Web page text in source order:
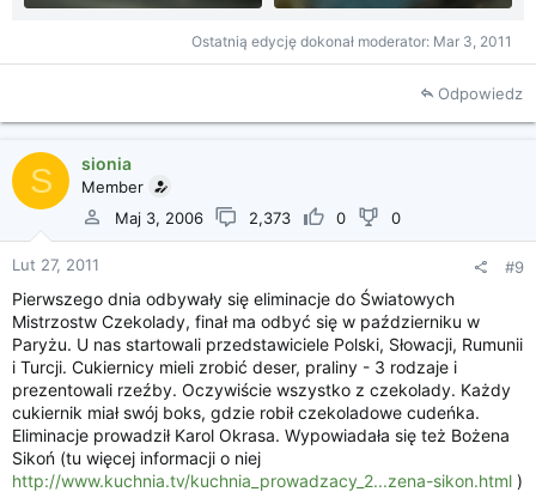
Ostatnią edycję dokonał moderator: Mar 3, 2011
Odpowiedz
S sionia
Member
Maj 3, 2006
2,373 0 0
Lut 27, 2011 #9
Pierwszego dnia odbywały się eliminacje do Światowych
Mistrzostw Czekolady, finał ma odbyć się w październiku w
Paryżu. U nas startowali przedstawiciele Polski, Słowacji, Rumunii
i Turcji. Cukiernicy mieli zrobić deser, praliny - 3 rodzaje i
prezentowali rzeźby. Oczywiście wszystko z czekolady. Każdy
cukiernik miał swój boks, gdzie robił czekoladowe cudeńka.
Eliminacje prowadził Karol Okrasa. Wypowiadała się też Bożena
Sikoń (tu więcej informacji o niej
http://www.kuchnia.tv/kuchnia_prowadzacy_2...zena-sikon.html )